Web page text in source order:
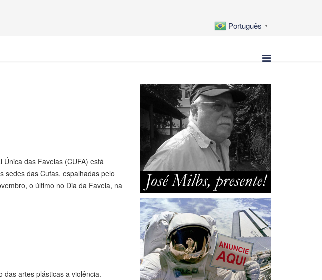
Português ▼
das Favelas (CUFA) está
sedes das Cufas, espalhadas pelo
o último no Dia da Favela, na
das artes plásticas a violência.